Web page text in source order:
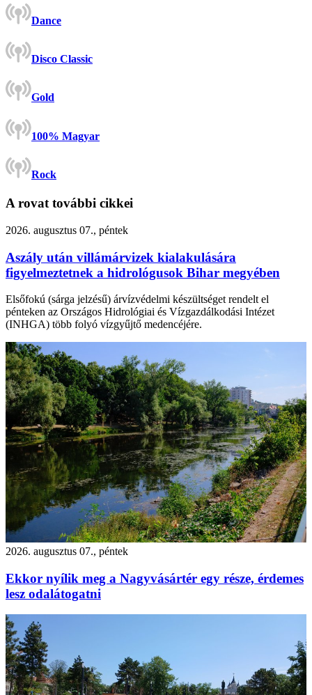
Dance
Disco Classic
Gold
100% Magyar
Rock
A rovat további cikkei
2026. augusztus 07., péntek
Aszály után villámárvizek kialakulására
figyelmeztetnek a hidrológusok Bihar megyében
Elsőfokú (sárga jelzésű) árvízvédelmi készültséget rendelt el
pénteken az Országos Hidrológiai és Vízgazdálkodási Intézet
(INHGA) több folyó vízgyűjtő medencéjére.
2026. augusztus 07., péntek
Ekkor nyílik meg a Nagyvásártér egy része, érdemes
lesz odalátogatni